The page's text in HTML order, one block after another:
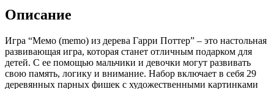
Описание
Игра “Мемо (memo) из дерева Гарри Поттер” – это настольная
развивающая игра, которая станет отличным подарком для
детей. С ее помощью мальчики и девочки могут развивать
свою память, логику и внимание. Набор включает в себя 29
деревянных парных фишек с художественными картинками